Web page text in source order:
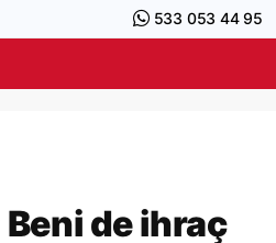
533 053 44 95
de ihraç